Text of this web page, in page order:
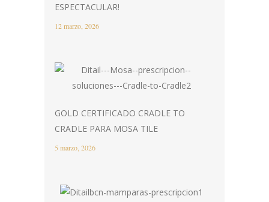
ESPECTACULAR!
12 marzo, 2026
GOLD CERTIFICADO CRADLE TO
CRADLE PARA MOSA TILE
5 marzo, 2026